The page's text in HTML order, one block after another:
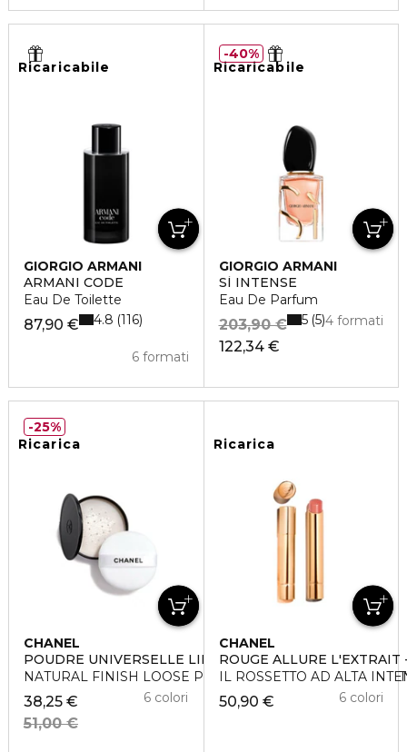
Ricaricabile
GIORGIO ARMANI
ARMANI CODE
Eau De Toilette
87,90 €
6 formati
4.8 116
Ricaricabile
GIORGIO ARMANI
SÌ INTENSE
Eau De Parfum
122,34 €
203,90 € 4 formati
5 5
40%
Ricarica
CHANEL
POUDRE UNIVERSELLE LIBRE - REFILL
NATURAL FINISH LOOSE POWDER. ON-THE-GO FORMAT
38,25 €
51,00 €
6 colori
25%
Ricarica
CHANEL
ROUGE ALLURE L'EXTRAIT
IL ROSSETTO AD ALTA
50,90 € 6 colori